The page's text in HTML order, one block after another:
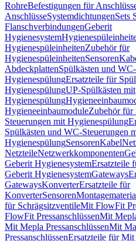
RohreBefestigungen für
AnschlüsseSystemdichtungenSets
FlanschverbindungenGeberit
Hygienesystem
HygienespüleinheitenZubehör für
HygienespüleinheitenSensoren
AbdeckplattenSpülkästen und
HygienespülungErsatzteile für
HygienespülungUP-Spülkästen mit
Hygienespülung
HygieneeinbaumoduleZubehör für
Steuerungen mit Hygienespülung
Spülkästen und WC-Steuerungen
HygienespülungSensorenKabel
NetzteileNetzwerkkomponenten
Geberit HygienesystemErsatzteile
Geberit HygienesystemGateways
GatewaysKonverterErsatzteile für
KonverterSensoren
für SchrägsitzventileMit FlowFit
FlowFit PressanschlüssenMit
Mit Mepla PressanschlüssenMit
PressanschlüssenErsatzteile für Mit